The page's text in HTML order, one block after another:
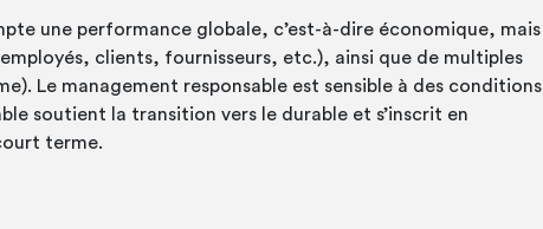
une performance globale, c’est-à-dire économique, mais
clients, fournisseurs, etc.), ainsi que de multiples
Le management responsable est sensible à des conditions
soutient la transition vers le durable et s’inscrit en
terme.